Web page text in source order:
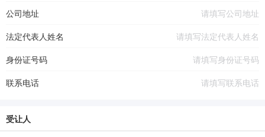
公司地址
法定代表人姓名
身份证号码
联系电话
受让人